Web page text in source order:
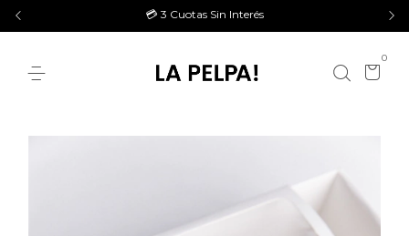
💳 3 Cuotas Sin Interés
0